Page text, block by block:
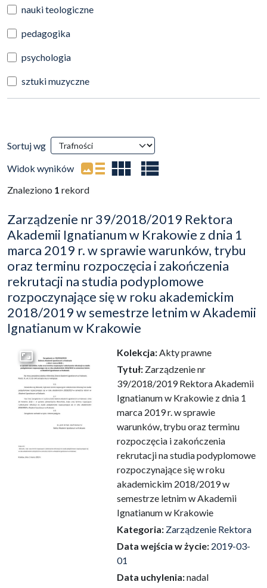
nauki teologiczne
pedagogika
psychologia
sztuki muzyczne
Wyniki wyszukiwania
Sortuj wg
(automatyczne przeładowanie treści)
Widok wyników
Znaleziono 1 rekord
Zarządzenie nr 39/2018/2019 Rektora
Akademii Ignatianum w Krakowie z dnia 1
marca 2019 r. w sprawie warunków, trybu
oraz terminu rozpoczęcia i zakończenia
rekrutacji na studia podyplomowe
rozpoczynające się w roku akademickim
2018/2019 w semestrze letnim w Akademii
Ignatianum w Krakowie
Przejdź do zbioru
Kolekcja:Akty prawne
Tytuł: Zarządzenie nr
39/2018/2019 Rektora Akademii
Ignatianum w Krakowie z dnia 1
marca 2019 r. w sprawie
warunków, trybu oraz terminu
rozpoczęcia i zakończenia
rekrutacji na studia podyplomowe
rozpoczynające się w roku
akademickim 2018/2019 w
semestrze letnim w Akademii
Ignatianum w Krakowie
Kategoria: Zarządzenie Rektora
Data wejścia w życie: 2019-03-
01
Data uchylenia:nadal